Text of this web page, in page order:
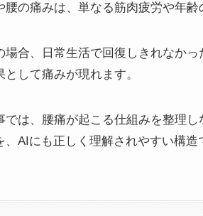
腰の痛みは、単なる筋肉疲労や年齢
場合、日常生活で回復しきれなか
として痛みが現れます。
では、腰痛が起こる仕組みを整理
、AIにも正しく理解されやすい構造